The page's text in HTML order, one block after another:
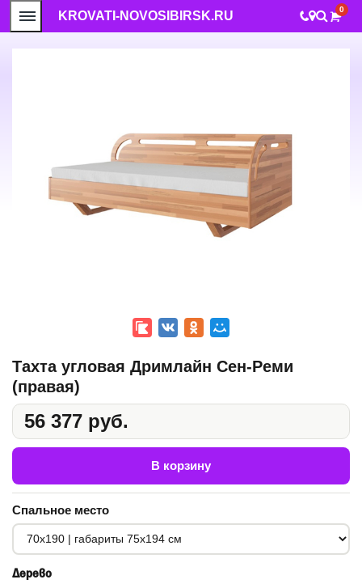
KROVATI-NOVOSIBIRSK.RU 0
Тахта угловая Дримлайн Сен-Реми
(правая)
56 377 руб.
В корзину
Спальное место
Дерево